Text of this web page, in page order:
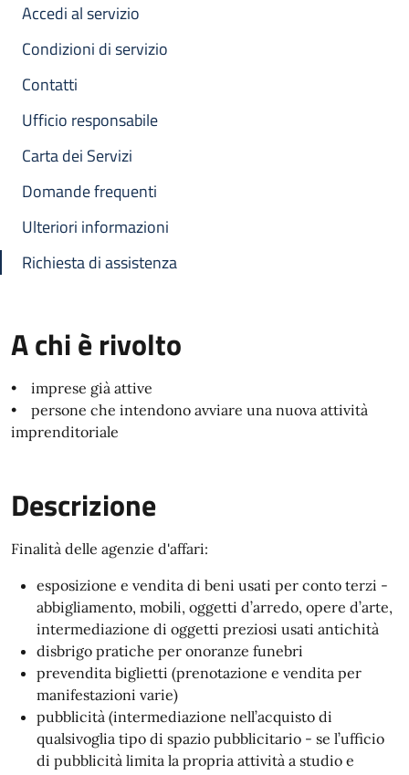
Accedi al servizio
Condizioni di servizio
Contatti
Ufficio responsabile
Carta dei Servizi
Domande frequenti
Ulteriori informazioni
Richiesta di assistenza
A chi è rivolto
• imprese già attive
• persone che intendono avviare una nuova attività
imprenditoriale
Descrizione
Finalità delle agenzie d'affari:
esposizione e vendita di beni usati per conto terzi -
abbigliamento, mobili, oggetti d’arredo, opere d’arte,
intermediazione di oggetti preziosi usati antichità
disbrigo pratiche per onoranze funebri
prevendita biglietti (prenotazione e vendita per
manifestazioni varie)
pubblicità (intermediazione nell’acquisto di
qualsivoglia tipo di spazio pubblicitario - se l’ufficio
di pubblicità limita la propria attività a studio e